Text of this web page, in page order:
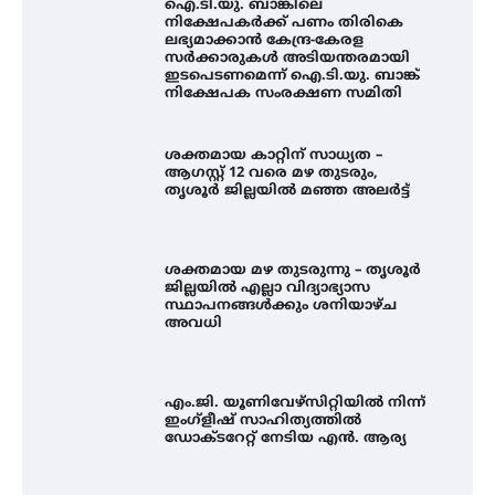
ഐ.ടി.യു. ബാങ്കിലെ
നിക്ഷേപകർക്ക് പണം തിരികെ
ലഭ്യമാക്കാൻ കേന്ദ്ര-കേരള
സർക്കാരുകൾ അടിയന്തരമായി
ഇടപെടണമെന്ന് ഐ.ടി.യു. ബാങ്ക്
നിക്ഷേപക സംരക്ഷണ സമിതി
ശക്തമായ കാറ്റിന് സാധ്യത –
ആഗസ്റ്റ് 12 വരെ മഴ തുടരും,
തൃശൂർ ജില്ലയിൽ മഞ്ഞ അലർട്ട്
ശക്തമായ മഴ തുടരുന്നു – തൃശൂർ
ജില്ലയിൽ എല്ലാ വിദ്യാഭ്യാസ
സ്ഥാപനങ്ങൾക്കും ശനിയാഴ്ച
അവധി
എം.ജി. യൂണിവേഴ്‌സിറ്റിയിൽ നിന്ന്
ഇംഗ്ളീഷ് സാഹിത്യത്തിൽ
ഡോക്ടറേറ്റ് നേടിയ എൻ. ആര്യ